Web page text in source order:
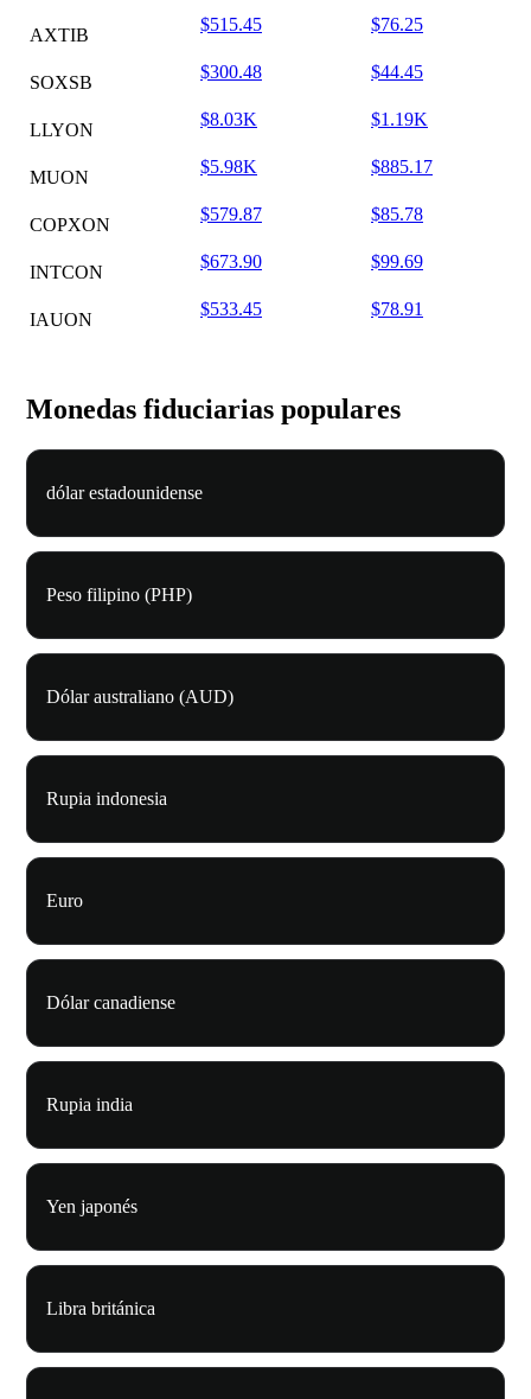
AXTIB
$515.45 $76.25
SOXSB
$300.48 $44.45
LLYON
$8.03K $1.19K
MUON
$5.98K $885.17
COPXON
$579.87 $85.78
INTCON
$673.90 $99.69
IAUON
$533.45 $78.91
Monedas fiduciarias populares
dólar estadounidense
Peso filipino (PHP)
Dólar australiano (AUD)
Rupia indonesia
Euro
Dólar canadiense
Rupia india
Yen japonés
Libra británica